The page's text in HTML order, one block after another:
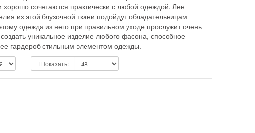
хорошо сочетаются практически с любой одеждой. Лен
из этой блузочной ткани подойдут обладательницам
одежда из него при правильном уходе прослужит очень
уникальное изделие любого фасона, способное
гардероб стильным элементом одежды.
Показать: